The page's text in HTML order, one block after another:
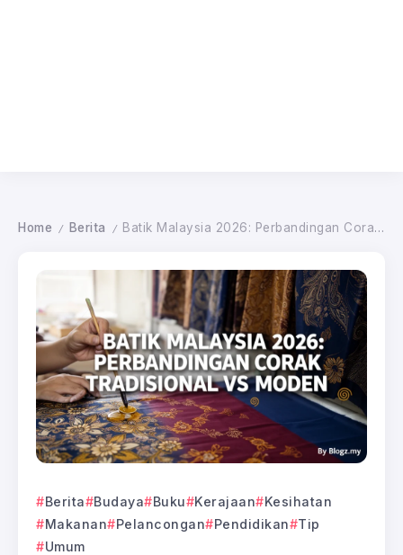
Home / Berita / Batik Malaysia 2026: Perbandingan Corak Tradisional vs Moden
Berita Budaya Buku Kerajaan
Kesihatan
Makanan
Pelancongan Pendidikan
Tip
Umum